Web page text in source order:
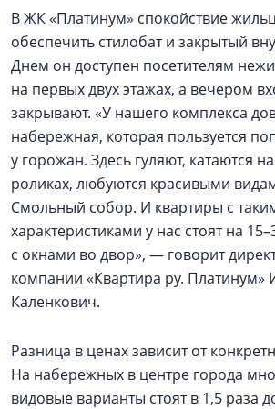
В ЖК «Платинум» спокойствие
обеспечить стилобат и закрытый
Днем он доступен посетителям
на первых двух этажах, а вечером
закрывают. «У нашего комплекса
набережная, которая пользуется
у горожан. Здесь гуляют, катаются
роликах, любуются красивыми
Смольный собор. И квартиры с
характеристиками у нас стоят на
с окнами во двор», — говорит
компании «Квартира ру. Платинум»
Каленкович.
Разница в ценах зависит от
На набережных в центре города
видовые варианты стоят в 1,5 раза